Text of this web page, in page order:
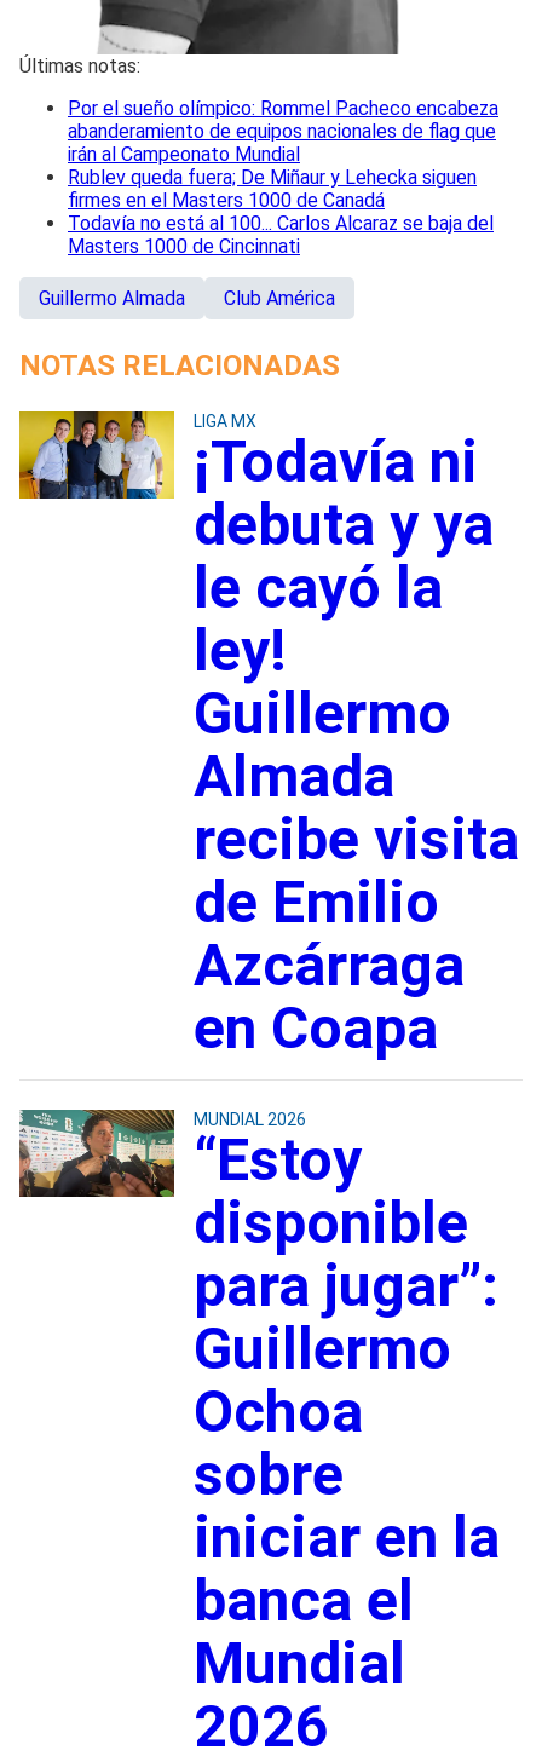
Últimas notas:
Por el sueño olímpico: Rommel Pacheco encabeza
abanderamiento de equipos nacionales de flag que
irán al Campeonato Mundial
Rublev queda fuera; De Miñaur y Lehecka siguen
firmes en el Masters 1000 de Canadá
Todavía no está al 100... Carlos Alcaraz se baja del
Masters 1000 de Cincinnati
Guillermo Almada Club América
NOTAS RELACIONADAS
LIGA MX
¡Todavía ni
debuta y ya
le cayó la
ley!
Guillermo
Almada
recibe visita
de Emilio
Azcárraga
en Coapa
MUNDIAL 2026
“Estoy
disponible
para jugar”:
Guillermo
Ochoa
sobre
iniciar en la
banca el
Mundial
2026